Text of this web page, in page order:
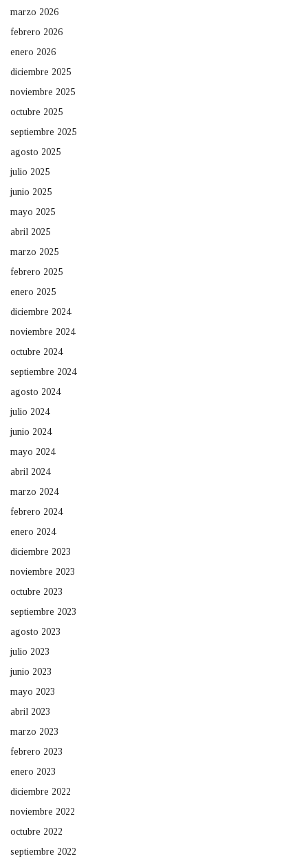
marzo 2026
febrero 2026
enero 2026
diciembre 2025
noviembre 2025
octubre 2025
septiembre 2025
agosto 2025
julio 2025
junio 2025
mayo 2025
abril 2025
marzo 2025
febrero 2025
enero 2025
diciembre 2024
noviembre 2024
octubre 2024
septiembre 2024
agosto 2024
julio 2024
junio 2024
mayo 2024
abril 2024
marzo 2024
febrero 2024
enero 2024
diciembre 2023
noviembre 2023
octubre 2023
septiembre 2023
agosto 2023
julio 2023
junio 2023
mayo 2023
abril 2023
marzo 2023
febrero 2023
enero 2023
diciembre 2022
noviembre 2022
octubre 2022
septiembre 2022